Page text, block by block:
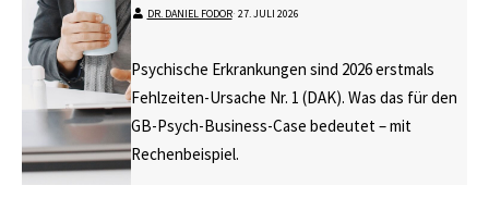
DR. DANIEL FODOR⋅ 27. JULI 2026
Psychische Erkrankungen sind 2026 erstmals
Fehlzeiten-Ursache Nr. 1 (DAK). Was das für den
GB-Psych-Business-Case bedeutet – mit
Rechenbeispiel.